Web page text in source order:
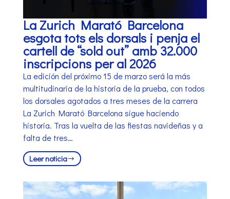
La Zurich Marató Barcelona
esgota tots els dorsals i penja el
cartell de “sold out” amb 32.000
inscripcions per al 2026
La edición del próximo 15 de marzo será la más
multitudinaria de la historia de la prueba, con todos
los dorsales agotados a tres meses de la carrera
La Zurich Marató Barcelona sigue haciendo
historia. Tras la vuelta de las fiestas navideñas y a
falta de tres…
Leer noticia